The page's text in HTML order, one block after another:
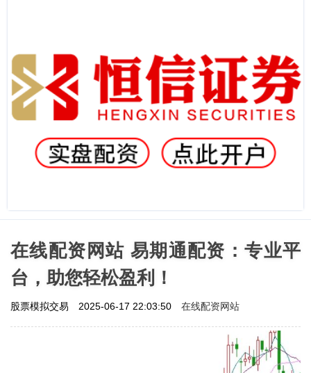
在线配资网站 易期通配资：专业平
台，助您轻松盈利！
股票模拟交易 2025-06-17 22:03:50 在线配资网站